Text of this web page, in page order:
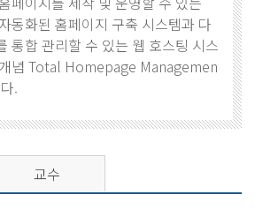
동화된 홈페이지 구축 시스템과 다
통합 관리할 수 있는 웹 호스팅 시스
념 Total Homepage Managemen
.
교수